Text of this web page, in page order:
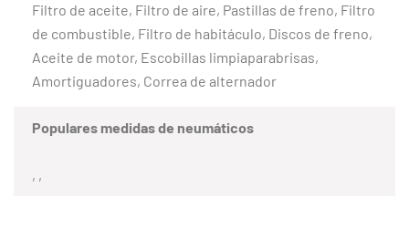
Filtro de aceite, Filtro de aire, Pastillas de freno, Filtro
de combustible, Filtro de habitáculo, Discos de freno,
Aceite de motor, Escobillas limpiaparabrisas,
Amortiguadores, Correa de alternador
Populares medidas de neumáticos
, ,